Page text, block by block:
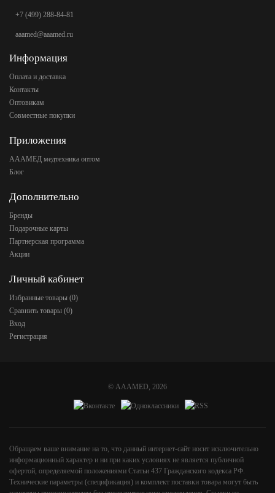
+7 (499) 288-84-81
aaamed@aaamed.ru
Информация
Оплата и доставка
Контакты
Оптовикам
Совместные покупки
Приложения
АААМЕД медтехника оптом
Блог
Дополнительно
Бренды
Подарочные карты
Партнерская программа
Акции
Личный кабинет
Избранные товары (0)
Сравнить товары (0)
Вход
Регистрация
© AAAMED, 2026
Обращаем ваше внимание на то, что данный интернет-сайт носит исключительно
информационный характер и ни при каких условиях не является публичной
офертой, определяемой положениями Статьи 437 Гражданского кодекса РФ.
Технические параметры (спецификация) и комплект поставки товара могут быть